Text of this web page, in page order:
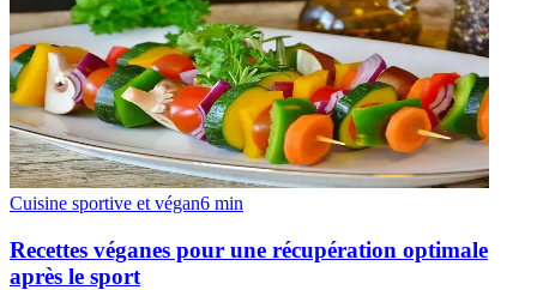
Cuisine sportive et végan6 min
Recettes véganes pour une récupération optimale
après le sport